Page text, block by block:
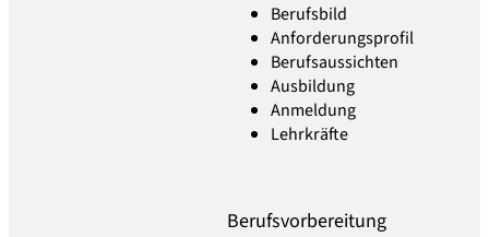
Berufsbild
Anforderungsprofil
Berufsaussichten
Ausbildung
Anmeldung
Lehrkräfte
Berufsvorbereitung